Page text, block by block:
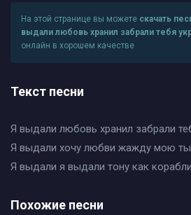
На этой странице вы можете скачать
выдали любовь хранил забрали тебя
онлайн в хорошем качестве
Текст песни
Я выдали любовь хранил забрали
Я выдали хочу любви жажду мою ты
Я выдали я выдали тону как корабли
Похожие песни